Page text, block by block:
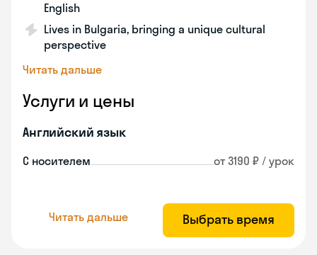
English
Lives in Bulgaria, bringing a unique cultural
perspective
Читать дальше
Услуги и цены
Английский язык
С носителем от 3190 ₽ / урок
Читать дальше Выбрать время